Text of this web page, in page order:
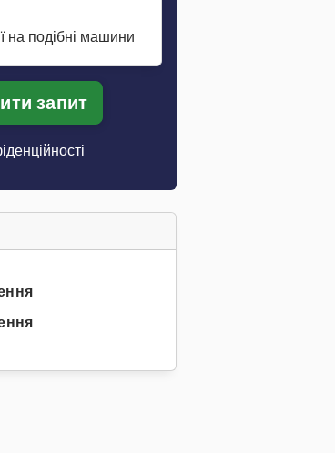
на подібні машини
запит